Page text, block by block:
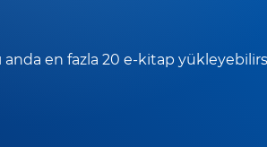
anda en fazla 20 e-kitap